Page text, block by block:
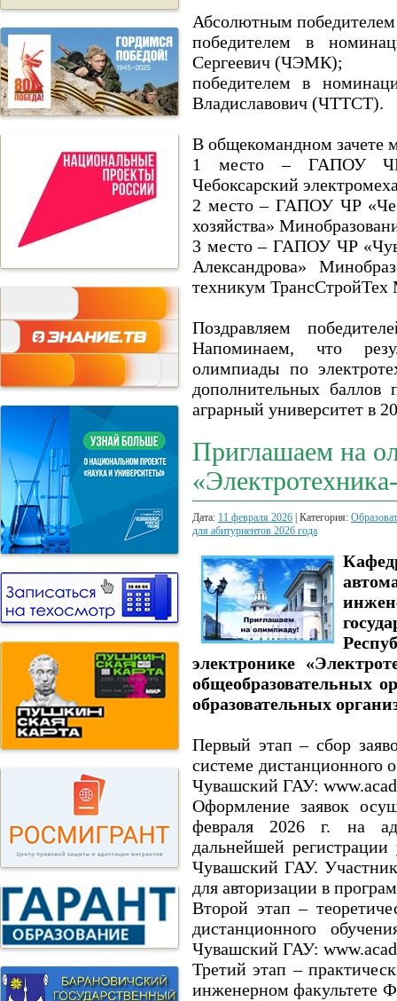
Абсолютным
победителем в
Сергеевич (ЧЭМК);
победителем в
Владиславович (ЧТТСТ).
В общекомандном зачете
1 место – ГАПОУ ЧР
Чебоксарский
2 место – ГАПОУ ЧР
хозяйства»
3 место – ГАПОУ ЧР
Александрова»
техникум
Поздравляем
Напоминаем, что
олимпиады по
дополнительных баллов
аграрный университет в
Приглашаем на
Дата: 11 февраля 2026 | Категория:
для абитуриентов 2026 года
электронике
общеобразовательных
образовательных
Первый этап – сбор
системе
Чувашский ГАУ:
Оформление заявок
февраля 2026 г. на
дальнейшей
Чувашский ГАУ.
для авторизации в
Второй этап –
дистанционного
Чувашский ГАУ:
Третий этап –
инженерном факультете